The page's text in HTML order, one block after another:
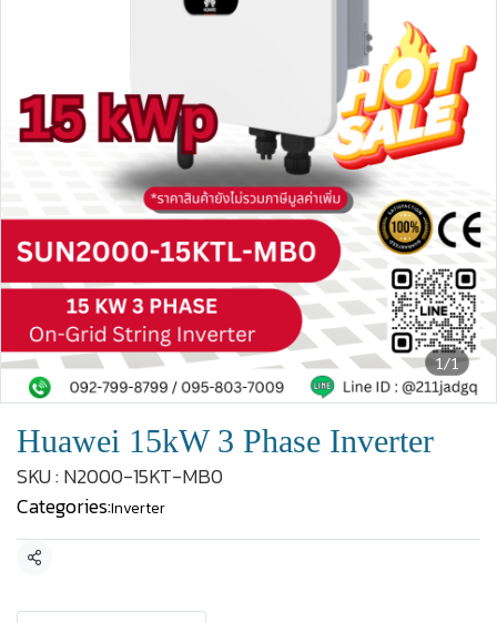
1/1
Huawei 15kW 3 Phase Inverter
SKU : N2000-15KT-MB0
Categories:Inverter
Share